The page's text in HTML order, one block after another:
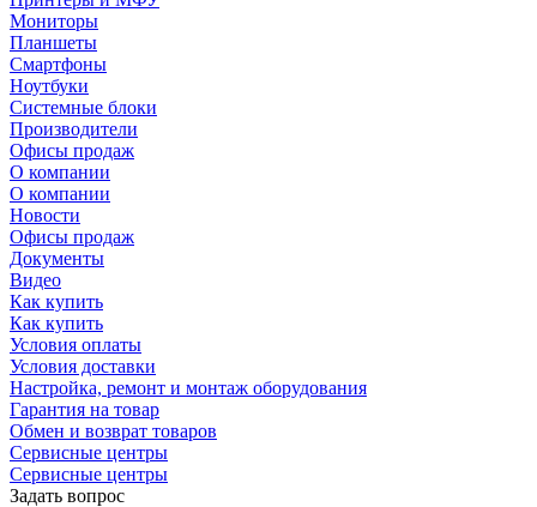
Мониторы
Планшеты
Смартфоны
Ноутбуки
Системные блоки
Производители
Офисы продаж
О компании
О компании
Новости
Офисы продаж
Документы
Видео
Как купить
Как купить
Условия оплаты
Условия доставки
Настройка, ремонт и монтаж оборудования
Гарантия на товар
Обмен и возврат товаров
Сервисные центры
Сервисные центры
Задать вопрос